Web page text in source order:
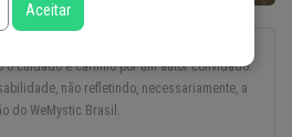
o cuidado e carinho por um autor convidado.
não refletindo, necessariamente, a
do WeMystic Brasil.
Aceitar